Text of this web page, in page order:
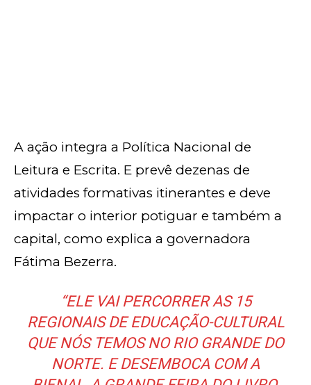
A ação integra a Política Nacional de
Leitura e Escrita. E prevê dezenas de
atividades formativas itinerantes e deve
impactar o interior potiguar e também a
capital, como explica a governadora
Fátima Bezerra.
“ELE VAI PERCORRER AS 15
REGIONAIS DE EDUCAÇÃO-CULTURAL
QUE NÓS TEMOS NO RIO GRANDE DO
NORTE. E DESEMBOCA COM A